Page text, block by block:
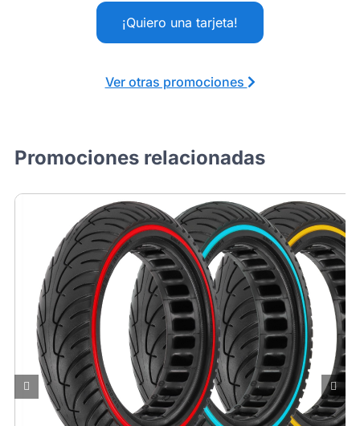
¡Quiero una tarjeta!
Ver otras promociones
Promociones relacionadas